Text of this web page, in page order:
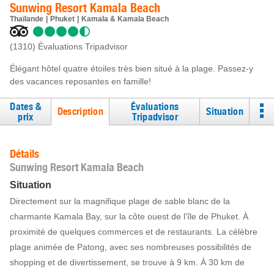
Sunwing Resort Kamala Beach
Thaïlande Phuket Kamala & Kamala Beach
(1310) Évaluations Tripadvisor
Élégant hôtel quatre étoiles très bien situé à la plage. Passez-y
des vacances reposantes en famille!
Dates &
prix
Description
Évaluations
Tripadvisor
Situation
Détails
Sunwing Resort Kamala Beach
Situation
Directement sur la magnifique plage de sable blanc de la
charmante Kamala Bay, sur la côte ouest de l’île de Phuket. À
proximité de quelques commerces et de restaurants. La célèbre
plage animée de Patong, avec ses nombreuses possibilités de
shopping et de divertissement, se trouve à 9 km. À 30 km de